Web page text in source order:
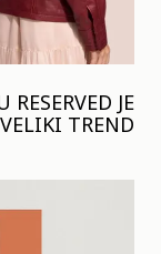
RESERVED JE
TREND